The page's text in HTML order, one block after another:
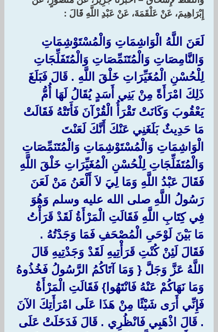
إِبْرَاهِيمَ، عَنْ عَلْقَمَةَ، عَنْ عَبْدِ اللَّهِ قَالَ :‏
لَعَنَ اللَّهُ الْوَاشِمَاتِ وَالْمُسْتَوْشِمَاتِ
وَالنَّامِصَاتِ وَالْمُتَنَمِّصَاتِ وَالْمُتَفَلِّجَاتِ
لِلْحُسْنِ الْمُغَيِّرَاتِ خَلْقَ اللَّهِ ‏.‏ قَالَ فَبَلَغَ
ذَلِكَ امْرَأَةً مِنْ بَنِي أَسَدٍ يُقَالُ لَهَا أُمُّ
يَعْقُوبَ وَكَانَتْ تَقْرَأُ الْقُرْآنَ فَأَتَتْهُ فَقَالَتْ
مَا حَدِيثٌ بَلَغَنِي عَنْكَ أَنَّكَ لَعَنْتَ
الْوَاشِمَاتِ وَالْمُسْتَوْشِمَاتِ وَالْمُتَنَمِّصَاتِ
وَالْمُتَفَلِّجَاتِ لِلْحُسْنِ الْمُغَيِّرَاتِ خَلْقَ اللَّهِ
فَقَالَ عَبْدُ اللَّهِ وَمَا لِيَ لاَ أَلْعَنُ مَنْ لَعَنَ
رَسُولُ اللَّهِ صلى الله عليه وسلم وَهُوَ
فِي كِتَابِ اللَّهِ فَقَالَتِ الْمَرْأَةُ لَقَدْ قَرَأْتُ
مَا بَيْنَ لَوْحَىِ الْمُصْحَفِ فَمَا وَجَدْتُهُ ‏.‏
فَقَالَ لَئِنْ كُنْتِ قَرَأْتِيهِ لَقَدْ وَجَدْتِيهِ قَالَ
اللَّهُ عَزَّ وَجَلَّ ‏{‏ وَمَا آتَاكُمُ الرَّسُولُ فَخُذُوهُ
وَمَا نَهَاكُمْ عَنْهُ فَانْتَهُوا‏}‏ فَقَالَتِ الْمَرْأَةُ
فَإِنِّي أَرَى شَيْئًا مِنْ هَذَا عَلَى امْرَأَتِكَ الآنَ
‏.‏ قَالَ اذْهَبِي فَانْظُرِي ‏.‏ قَالَ فَدَخَلَتْ عَلَى